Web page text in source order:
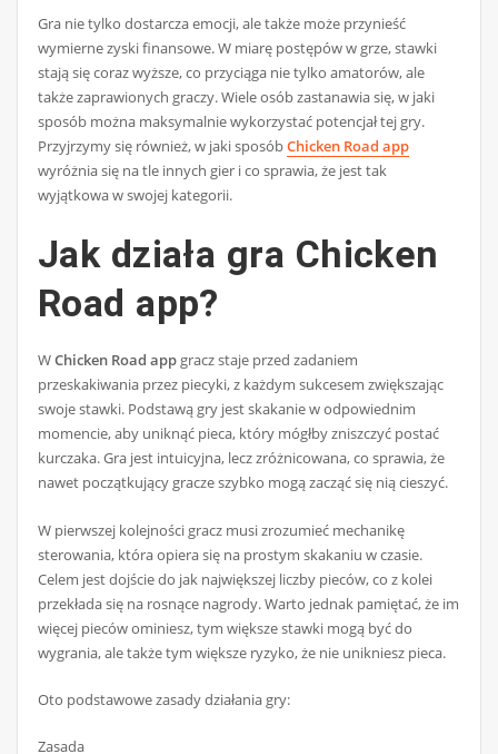
Gra nie tylko dostarcza emocji, ale także może przynieść
wymierne zyski finansowe. W miarę postępów w grze, stawki
stają się coraz wyższe, co przyciąga nie tylko amatorów, ale
także zaprawionych graczy. Wiele osób zastanawia się, w jaki
sposób można maksymalnie wykorzystać potencjał tej gry.
Przyjrzymy się również, w jaki sposóbChicken Road app
wyróżnia się na tle innych gier i co sprawia, że jest tak
wyjątkowa w swojej kategorii.
Jak działa gra Chicken
Road app?
WChicken Road appgracz staje przed zadaniem
przeskakiwania przez piecyki, z każdym sukcesem zwiększając
swoje stawki. Podstawą gry jest skakanie w odpowiednim
momencie, aby uniknąć pieca, który mógłby zniszczyć postać
kurczaka. Gra jest intuicyjna, lecz zróżnicowana, co sprawia, że
nawet początkujący gracze szybko mogą zacząć się nią cieszyć.
W pierwszej kolejności gracz musi zrozumieć mechanikę
sterowania, która opiera się na prostym skakaniu w czasie.
Celem jest dojście do jak największej liczby pieców, co z kolei
przekłada się na rosnące nagrody. Warto jednak pamiętać, że im
więcej pieców ominiesz, tym większe stawki mogą być do
wygrania, ale także tym większe ryzyko, że nie unikniesz pieca.
Oto podstawowe zasady działania gry:
Zasada